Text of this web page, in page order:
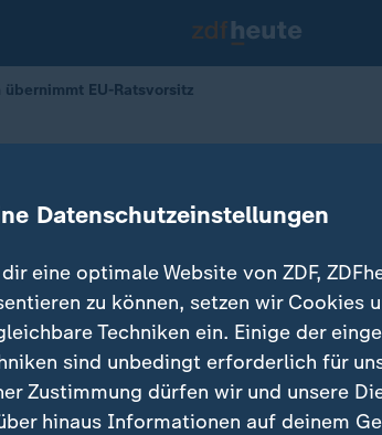
EU-Ratsvorsitz
EU-Ratsvorsitz
Datenschutzeinstellungen
eine optimale Website von ZDF,
zu können, setzen wir Cookies
Techniken ein. Einige der
sind unbedingt erforderlich für
Zustimmung dürfen wir und unsere
hinaus Informationen auf deinem